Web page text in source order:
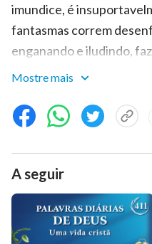
imundice, é
fantasmas correm
enganando e iludindo,
sendo impiedosos e
da decadência cobre a
fortemente vigiada.
mundo além dos céus?
todo o corpo do homem,
lábios com firmeza. O rei
alvoroço por vários
quando ainda mantém
Mostre mais
A seguir